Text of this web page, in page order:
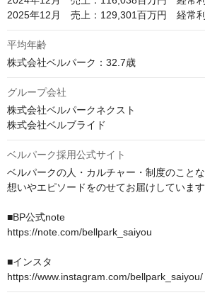
2025年12月　売上：129,301百万円　経常
平均年齢
株式会社ベルパーク：32.7歳
グループ会社
株式会社ベルパークネクスト
株式会社ベルブライド
ベルパーク採用公式サイト
ベルパークの人・カルチャー・制度のことな
想いやエピソードをのせてお届けしています
■BP公式note
https://note.com/bellpark_saiyou
■インスタ